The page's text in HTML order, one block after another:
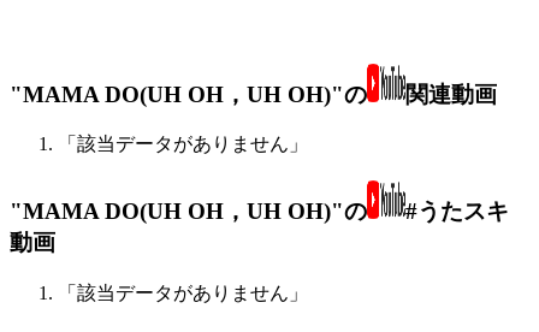
"MAMA DO(UH OH，UH OH)"の 関連動画
「該当データがありません」
"MAMA DO(UH OH，UH OH)"の
#うたスキ
動画
「該当データがありません」